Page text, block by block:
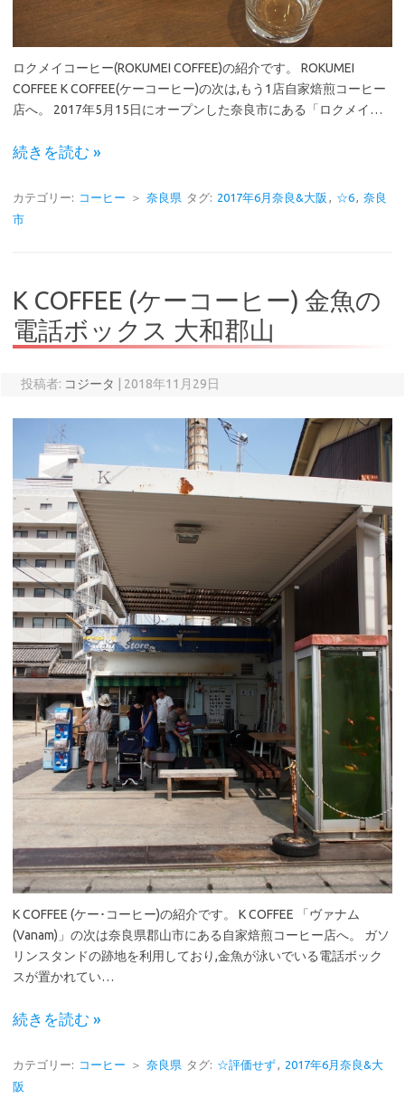
ロクメイコーヒー(ROKUMEI COFFEE)の紹介です。 ROKUMEI
COFFEE K COFFEE(ケーコーヒー)の次は,もう1店自家焙煎コーヒー
店へ。 2017年5月15日にオープンした奈良市にある「ロクメイ…
続きを読む »
カテゴリー: コーヒー ＞ 奈良県 タグ: 2017年6月奈良&大阪 , ☆6, 奈良
市
K COFFEE (ケーコーヒー) 金魚の
電話ボックス 大和郡山
投稿者: コジータ 2018年11月29日
K COFFEE (ケー･コーヒー)の紹介です。 K COFFEE 「ヴァナム
(Vanam)」の次は奈良県郡山市にある自家焙煎コーヒー店へ。 ガソ
リンスタンドの跡地を利用しており,金魚が泳いでいる電話ボック
スが置かれてい…
続きを読む »
カテゴリー: コーヒー ＞ 奈良県 タグ: ☆評価せず, 2017年6月奈良&大
阪